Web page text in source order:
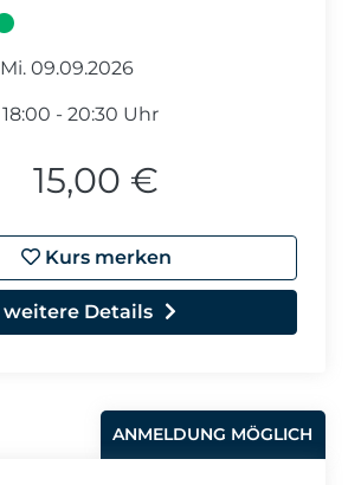
Mi. 09.09.2026
18:00 - 20:30 Uhr
15,00 €
Kurs merken
weitere Details
ANMELDUNG MÖGLICH